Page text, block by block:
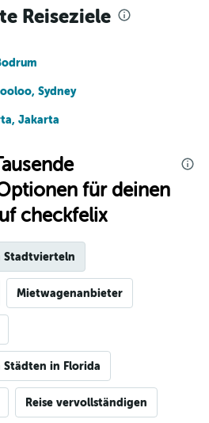
Reiseziele
Sydney
Jakarta
für deinen
checkfelix
Stadtvierteln
Mietwagenanbieter
in Florida
Reise vervollständigen